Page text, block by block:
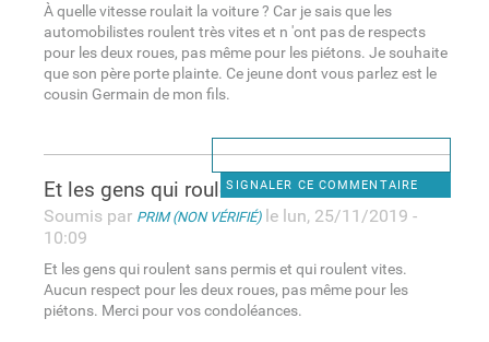
À quelle vitesse roulait la voiture ? Car je sais que les
automobilistes roulent très vites et n 'ont pas de respects
pour les deux roues, pas même pour les piétons. Je souhaite
que son père porte plainte. Ce jeune dont vous parlez est le
cousin Germain de mon fils.
SIGNALER CE COMMENTAIRE
Et les gens qui roulent sans
Soumis par PRIM (NON VÉRIFIÉ)le lun, 25/11/2019 -
10:09
Et les gens qui roulent sans permis et qui roulent vites.
Aucun respect pour les deux roues, pas même pour les
piétons. Merci pour vos condoléances.